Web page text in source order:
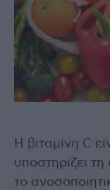
Η βιταμίνη C
υποστηρίζει
το